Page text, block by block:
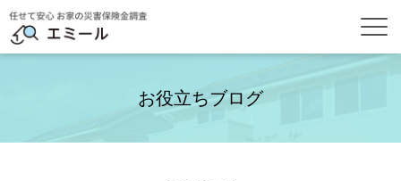
お役立ちブログ